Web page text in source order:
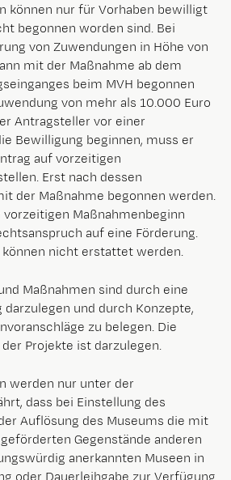
können nur für Vorhaben bewilligt
begonnen worden sind. Bei
von Zuwendungen in Höhe von
mit der Maßnahme ab dem
beim MVH begonnen
von mehr als 10.000 Euro
Antragsteller vor einer
Bewilligung beginnen, muss er
auf vorzeitigen
Erst nach dessen
der Maßnahme begonnen werden.
Maßnahmenbeginn
auf eine Förderung.
nicht erstattet werden.
Maßnahmen sind durch eine
und durch Konzepte,
zu belegen. Die
Projekte ist darzulegen.
werden nur unter der
dass bei Einstellung des
Auflösung des Museums die mit
Gegenstände anderen
anerkannten Museen in